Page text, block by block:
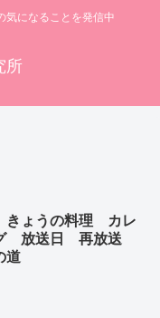
気になることを発信中
所
ょうの料理 カレ
放送日 再放送
道